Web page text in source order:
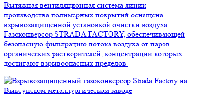
Вытяжная вентиляционная система линии
производства полимерных покрытий оснащена
взрывозащищенной установкой очистки воздуха
Газоконверсор STRADA FACTORY, обеспечивающей
безопасную фильтрацию потока воздуха от паров
органических растворителей, концентрации которых
достигают взрывоопасных пределов.